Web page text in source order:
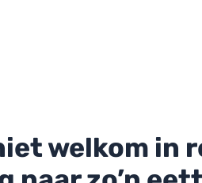
welkom in